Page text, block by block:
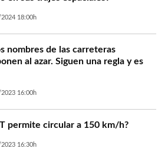
18:00h
nombres de las carreteras
al azar. Siguen una regla y es
16:00h
permite circular a 150 km/h?
16:30h